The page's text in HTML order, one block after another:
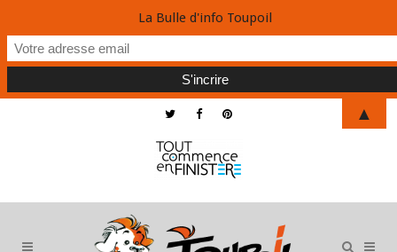
La Bulle d'info Toupoil
▲